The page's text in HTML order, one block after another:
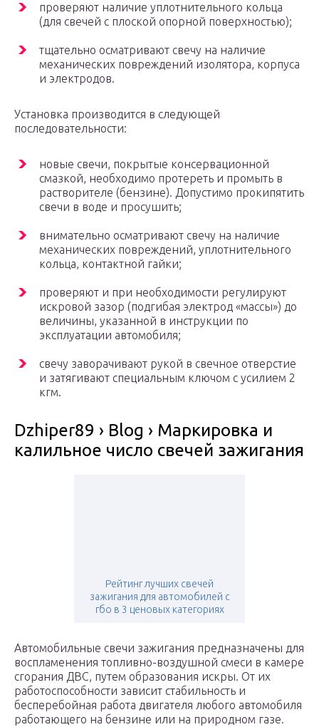
проверяют наличие уплотнительного кольца
(для свечей с плоской опорной поверхностью);
тщательно осматривают свечу на наличие
механических повреждений изолятора, корпуса
и электродов.
Установка производится в следующей
последовательности:
новые свечи, покрытые консервационной
смазкой, необходимо протереть и промыть в
растворителе (бензине). Допустимо прокипятить
свечи в воде и просушить;
внимательно осматривают свечу на наличие
механических повреждений, уплотнительного
кольца, контактной гайки;
проверяют и при необходимости регулируют
искровой зазор (подгибая электрод «массы») до
величины, указанной в инструкции по
эксплуатации автомобиля;
свечу заворачивают рукой в свечное отверстие
и затягивают специальным ключом с усилием 2
кгм.
Dzhiper89 › Blog › Маркировка и
калильное число свечей зажигания
Рейтинг лучших свечей
зажигания для автомобилей с
гбо в 3 ценовых категориях
Автомобильные свечи зажигания предназначены для
воспламенения топливно-воздушной смеси в камере
сгорания ДВС, путем образования искры. От их
работоспособности зависит стабильность и
бесперебойная работа двигателя любого автомобиля
работающего на бензине или на природном газе.